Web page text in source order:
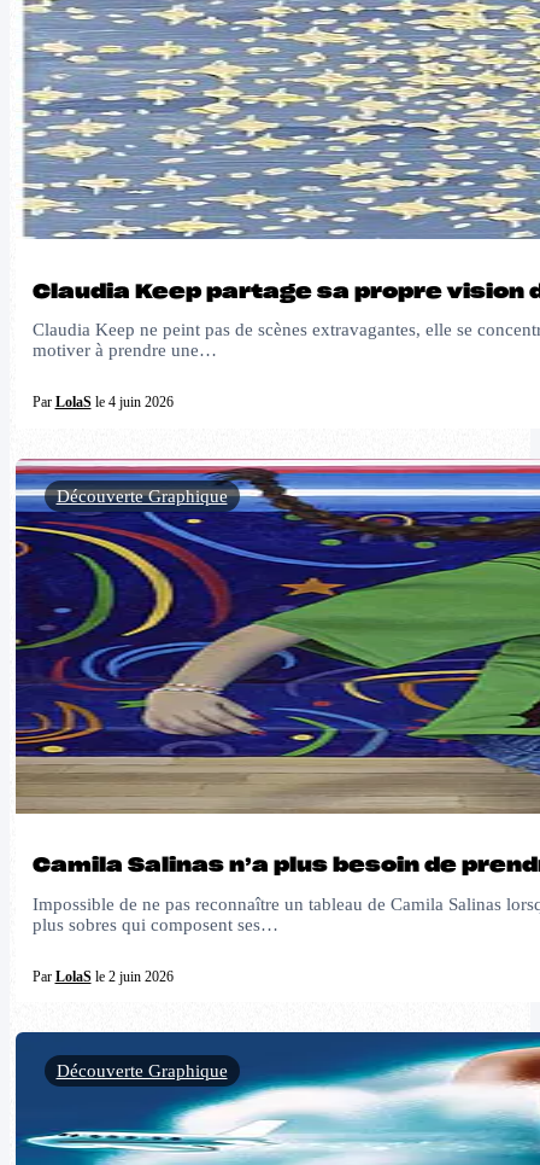
Claudia Keep partage sa propre vision
Claudia Keep ne peint pas de scènes extravagantes, elle se
motiver à prendre une…
Par LolaSle 4 juin 2026
Camila Salinas n’a plus besoin de
Impossible de ne pas reconnaître un tableau de Camila Salinas
plus sobres qui composent ses…
Par LolaSle 2 juin 2026
Découverte Graphique
Découverte Graphique